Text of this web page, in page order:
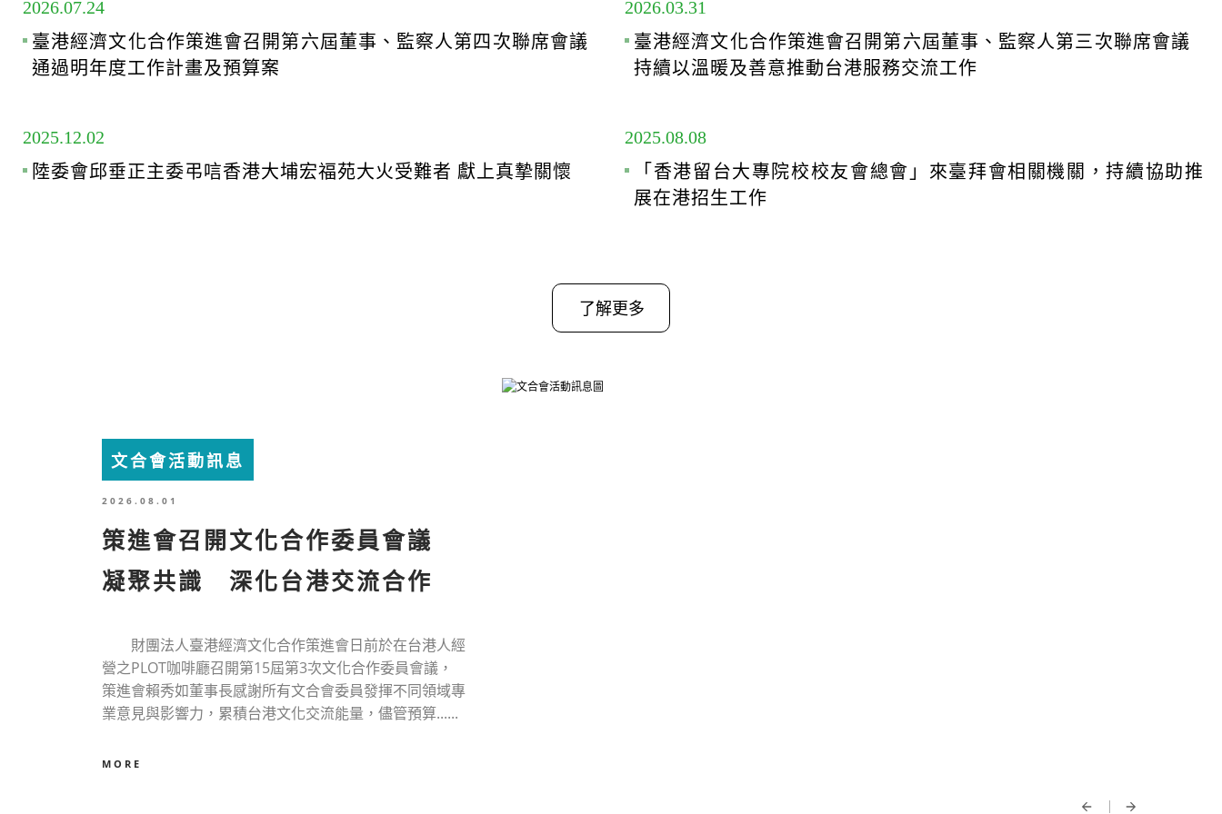
2026.07.24
臺港經濟文化合作策進會召開第六屆董事、監察人第四次聯席會議
通過明年度工作計畫及預算案
2026.03.31
臺港經濟文化合作策進會召開第六屆董事、監察人第三次聯席會議
持續以溫暖及善意推動台港服務交流工作
2025.12.02
陸委會邱垂正主委弔唁香港大埔宏福苑大火受難者 獻上真摯關懷
2025.08.08
「香港留台大專院校校友會總會」來臺拜會相關機關，持續協助推
展在港招生工作
了解更多
文合會活動訊息
2026.08.01
策進會召開文化合作委員會議
凝聚共識 深化台港交流合作
財團法人臺港經濟文化合作策進會日前於在台港人經
營之PLOT咖啡廳召開第15屆第3次文化合作委員會議，
策進會賴秀如董事長感謝所有文合會委員發揮不同領域專
業意見與影響力，累積台港文化交流能量，儘管預算......
MORE